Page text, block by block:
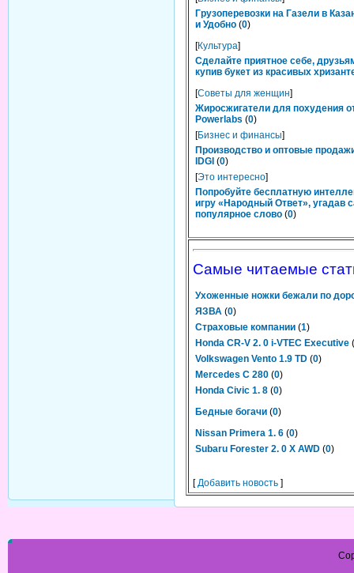
Грузоперевозки на Газели в
и Удобно (0)
[Культура]
Сделайте приятное себе,
купив букет из красивых
[Советы для женщин]
Жиросжигатели для похудения
Powerlabs (0)
[Бизнес и финансы]
Производство и оптовые
IDGI (0)
[Это интересно]
Попробуйте бесплатную
игру «Народный Ответ», угадав
популярное слово (0)
Самые читаемые
Ухоженные ножки бежали по
ЯЗВА (0)
Страховые компании (1)
Honda CR-V 2. 0 i-VTEC Executive (
Volkswagen Vento 1.9 TD (0)
Mercedes C 280 (0)
Honda Civic 1. 8 (0)
Бедные богачи (0)
Nissan Primera 1. 6 (0)
Subaru Forester 2. 0 X AWD (0)
[Добавить новость ]